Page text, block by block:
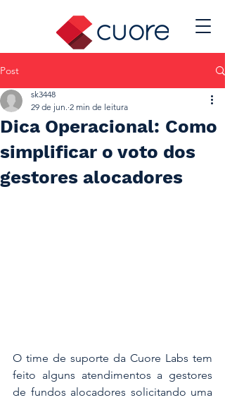
Post
Dica Operacional: Como
simplificar o voto dos
gestores alocadores
sk3448
29 de jun. 2 min de leitura
O time de suporte da Cuore Labs tem
feito alguns atendimentos a gestores
de fundos alocadores solicitando uma